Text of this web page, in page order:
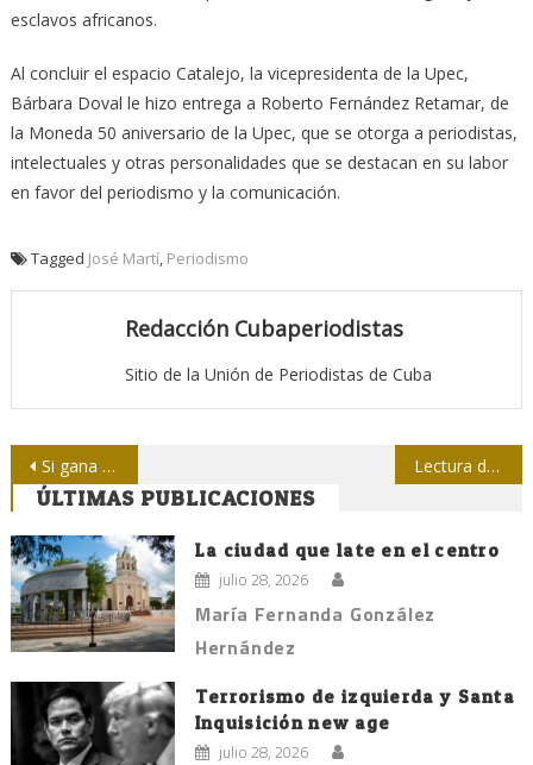
esclavos africanos.
Al concluir el espacio Catalejo, la vicepresidenta de la Upec,
Bárbara Doval le hizo entrega a Roberto Fernández Retamar, de
la Moneda 50 aniversario de la Upec, que se otorga a periodistas,
intelectuales y otras personalidades que se destacan en su labor
en favor del periodismo y la comunicación.
Tagged José Martí, Periodismo
Redacción Cubaperiodistas
Sitio de la Unión de Periodistas de Cuba
Navegación
de
entradas
Si gana Trump, me mudo a Cuba Lectura de fin de semana: El Templete y su nueva ceiba
ÚLTIMAS PUBLICACIONES
La ciudad que late en el centro
julio 28, 2026
María Fernanda González
Hernández
Terrorismo de izquierda y Santa
Inquisición new age
julio 28, 2026